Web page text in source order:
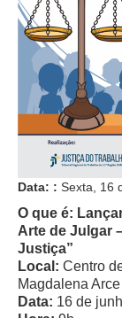
Juízes
Diretores
Comitês
Comitê
Comitê
Comitê
Dados
Data: : Sexta, 16
O que é:
Arte de Julgar
Justiça”
Local: Centro
Magdalena
Data: 16 de